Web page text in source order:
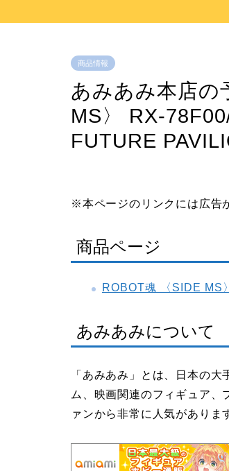
商品情報
あみあみ本店の
MS〉 RX-
FUTURE
※本ページのリンクには広告
商品ページ
ROBOT魂 〈SIDE MS
あみあみについて
「あみあみ」とは、日本の
ム、映画関連のフィギュア、
ァンから非常に人気がありま